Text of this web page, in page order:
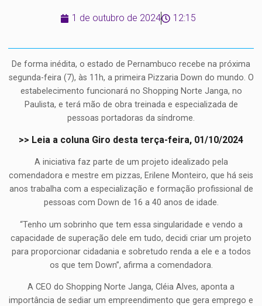
1 de outubro de 2024 12:15
De forma inédita, o estado de Pernambuco recebe na próxima
segunda-feira (7), às 11h, a primeira Pizzaria Down do mundo. O
estabelecimento funcionará no Shopping Norte Janga, no
Paulista, e terá mão de obra treinada e especializada de
pessoas portadoras da síndrome.
>> Leia a coluna Giro desta terça-feira, 01/10/2024
A iniciativa faz parte de um projeto idealizado pela
comendadora e mestre em pizzas, Erilene Monteiro, que há seis
anos trabalha com a especialização e formação profissional de
pessoas com Down de 16 a 40 anos de idade.
“Tenho um sobrinho que tem essa singularidade e vendo a
capacidade de superação dele em tudo, decidi criar um projeto
para proporcionar cidadania e sobretudo renda a ele e a todos
os que tem Down”, afirma a comendadora.
A CEO do Shopping Norte Janga, Cléia Alves, aponta a
importância de sediar um empreendimento que gera emprego e